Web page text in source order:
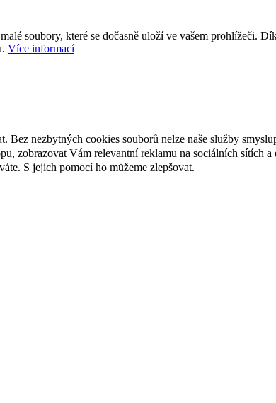
soubory, které se dočasně uloží ve vašem prohlížeči.
Více informací
Bez nezbytných cookies souborů nelze naše služby
zobrazovat Vám relevantní reklamu na sociálních sítích
S jejich pomocí ho můžeme zlepšovat.